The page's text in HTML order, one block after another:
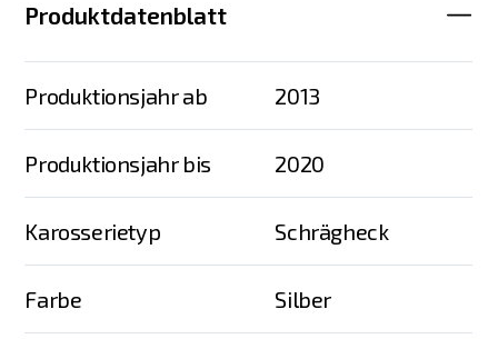
Produktdatenblatt
Produktionsjahr ab 2013
Produktionsjahr bis 2020
Karosserietyp Schrägheck
Farbe Silber